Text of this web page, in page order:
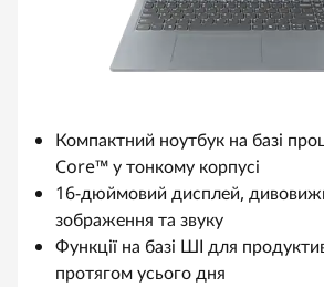
Компактний ноутбук на базі
Core™ у тонкому корпусі
16-дюймовий дисплей,
зображення та звуку
Функції на базі ШІ для
протягом усього дня